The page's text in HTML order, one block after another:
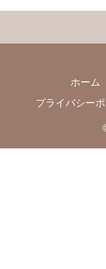
ホーム
プライバシー